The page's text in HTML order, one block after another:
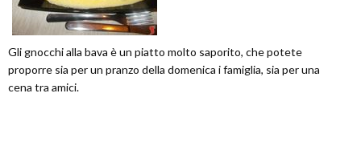
Gli gnocchi alla bava è un piatto molto saporito, che potete
proporre sia per un pranzo della domenica i famiglia, sia per una
cena tra amici.